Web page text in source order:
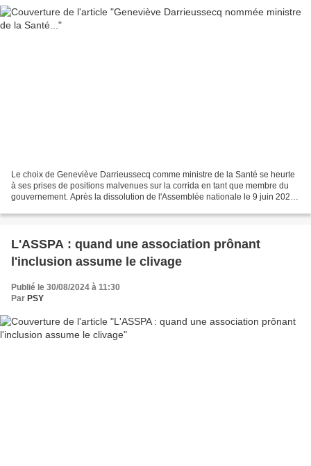
Le choix de Geneviève Darrieussecq comme ministre de la Santé se heurte
à ses prises de positions malvenues sur la corrida en tant que membre du
gouvernement. Après la dissolution de l'Assemblée nationale le 9 juin 2024
L'ASSPA : quand une association prônant
l'inclusion assume le clivage
Publié le 30/08/2024 à 11:30
Par PSY